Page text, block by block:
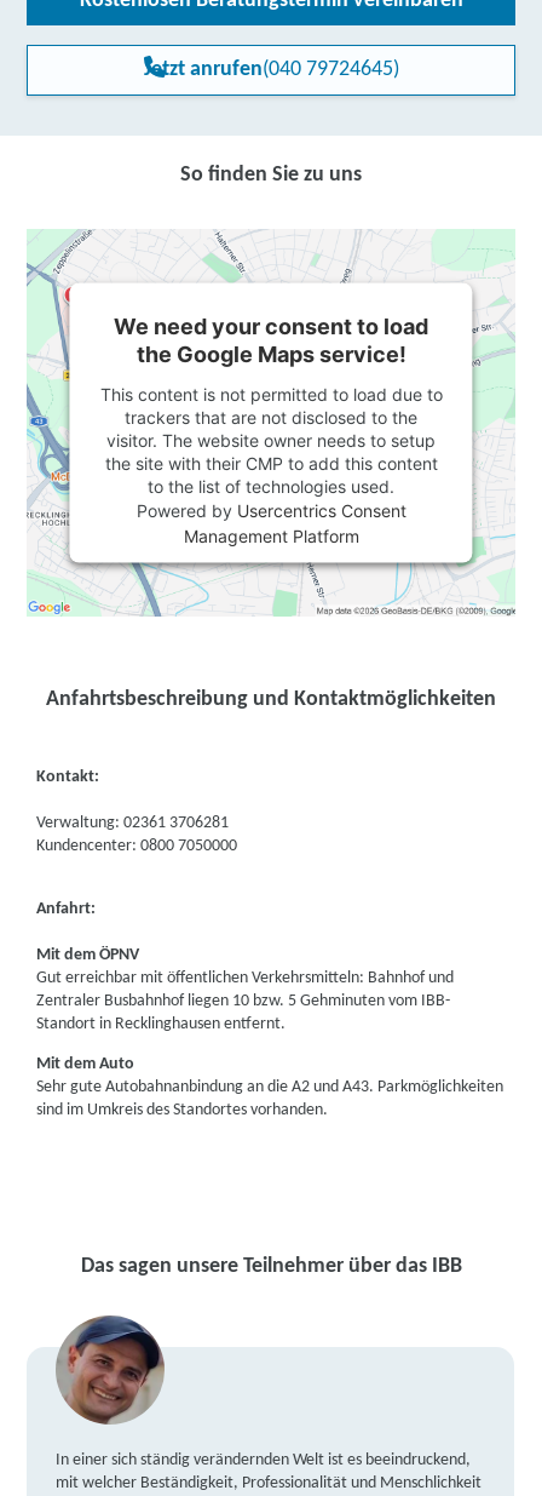
Jetzt anrufen(040 79724645)
So finden Sie zu uns
We need your consent to load
the Google Maps service!
This content is not permitted to load due to
trackers that are not disclosed to the
visitor. The website owner needs to setup
the site with their CMP to add this content
to the list of technologies used.
Powered by Usercentrics Consent
Management Platform
Anfahrtsbeschreibung und Kontaktmöglichkeiten
Kontakt:
Verwaltung: 02361 3706281
Kundencenter: 0800 7050000
Anfahrt:
Mit dem ÖPNV
Gut erreichbar mit öffentlichen Verkehrsmitteln: Bahnhof und
Zentraler Busbahnhof liegen 10 bzw. 5 Gehminuten vom IBB-
Standort in Recklinghausen entfernt.
Mit dem Auto
Sehr gute Autobahnanbindung an die A2 und A43. Parkmöglichkeiten
sind im Umkreis des Standortes vorhanden.
Das sagen unsere Teilnehmer über das IBB
In einer sich ständig verändernden Welt ist es beeindruckend,
mit welcher Beständigkeit, Professionalität und Menschlichkeit